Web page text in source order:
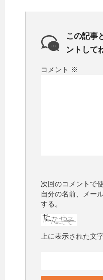
この記事
ントして
コメント ※
次回のコメントで
自分の名前、メー
する。
上に表示された文